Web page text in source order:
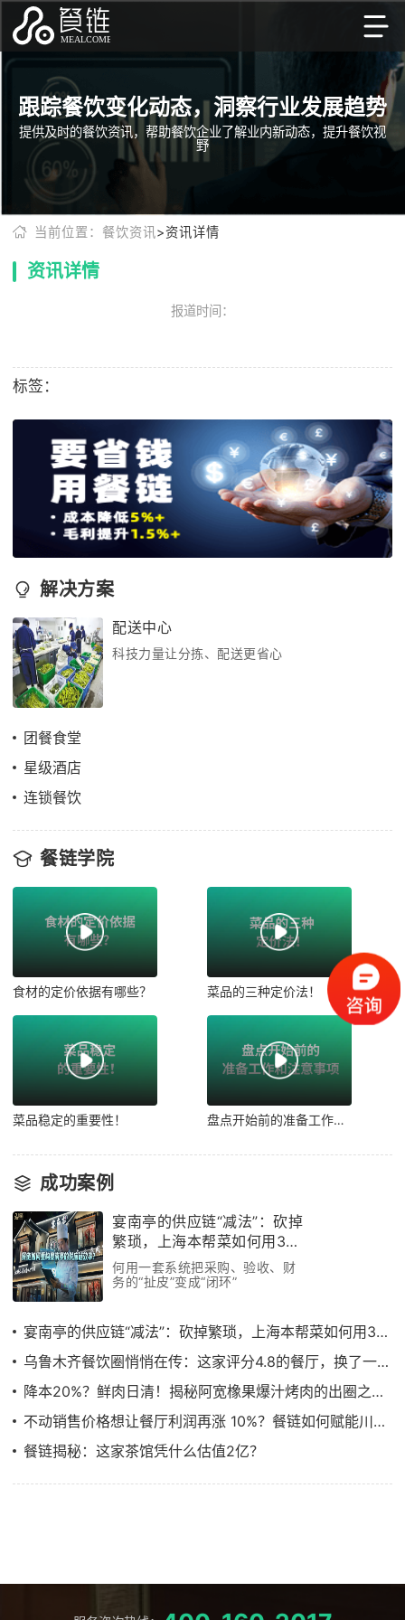
跟踪餐饮变化动态，洞察行业发展趋势
提供及时的餐饮资讯，帮助餐饮企业了解业内新动态，提升餐饮视
野
当前位置：餐饮资讯 >资讯详情
资讯详情
报道时间：
标签：
解决方案
配送中心
科技力量让分拣、配送更省心
团餐食堂
星级酒店
连锁餐饮
餐链学院
食材的定价依据有哪些？ 菜品的三种定价法！
菜品稳定的重要性！ 盘点开始前的准备工作和注意事项！
成功案例
宴南亭的供应链“减法”：砍掉
繁琐，上海本帮菜如何用3个
月跑通效率革命
何用一套系统把采购、验收、财
务的“扯皮”变成“闭环”
宴南亭的供应链“减法”：砍掉繁琐，上海本帮菜如何用3个月跑通效率革命
乌鲁木齐餐饮圈悄悄在传：这家评分4.8的餐厅，换了一套“供应链管理系统”
降本20%？鲜肉日清！揭秘阿宽橡果爆汁烤肉的出圈之路……
不动销售价格想让餐厅利润再涨 10%？餐链如何赋能川菜顶流饕林稳步增长
餐链揭秘：这家茶馆凭什么估值2亿？